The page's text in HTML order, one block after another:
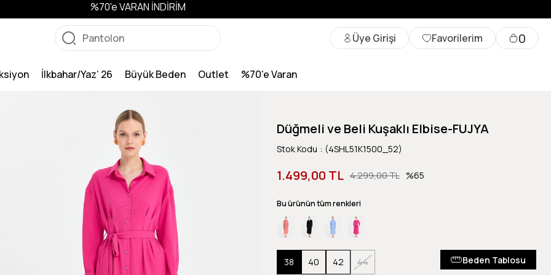
%70'e VARAN İNDİRİM
Üye Girişi Favorilerim 0
İlkbahar/Yaz’ 26 Büyük Beden Outlet %70'e Varan
Düğmeli ve Beli Kuşaklı Elbise-FUJYA
Stok Kodu (4SHL51K1500_52)
4.299,00 TL
1.499,00 TL 65
Bu ürünün tüm renkleri
38 40 42 44 Beden Tablosu